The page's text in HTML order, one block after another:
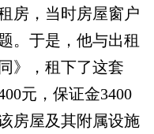
房，当时房屋窗户
。于是，他与出租
》，租下了这套
元，保证金3400
房屋及其附属设施